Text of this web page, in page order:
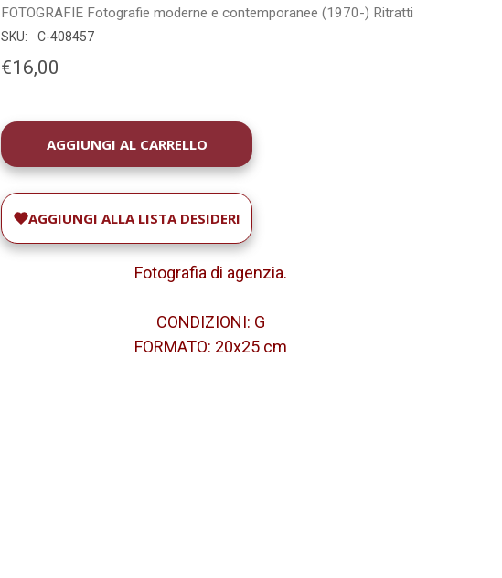
FOTOGRAFIE Fotografie moderne e contemporanee (1970-) Ritratti
SKU: C-408457
€16,00
DISPONIBILITÀ
ATTUALE:
AGGIUNGI ALLA LISTA DESIDERI
Fotografia di agenzia.
CONDIZIONI: G
FORMATO: 20x25 cm